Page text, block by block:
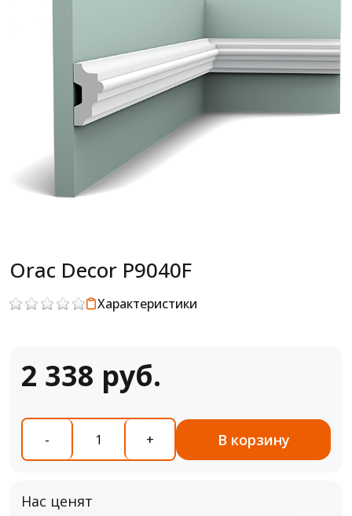
Orac Decor P9040F
Характеристики
2 338 руб.
- + В корзину
Нас ценят